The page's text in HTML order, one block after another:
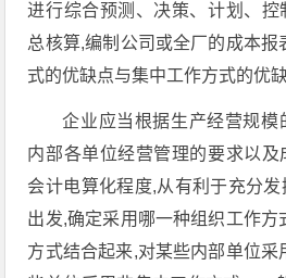
进行综合预测、决策、计划、控
总核算,编制公司或全厂的成本报
式的优缺点与集中工作方式的优
企业应当根据生产经营规模
内部各单位经营管理的要求以及
会计电算化程度,从有利于充分
出发,确定采用哪一种组织工作方
方式结合起来,对某些内部单位采